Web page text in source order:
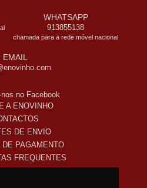
WHATSAPP
913855138
chamada para a rede móvel nacional
EMAIL
no Facebook
A ENOVINHO
DE ENVIO
DE PAGAMENTO
FREQUENTES